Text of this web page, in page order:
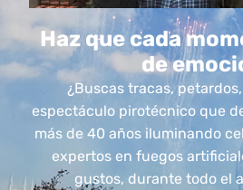
Haz que cada
de
¿Buscas tracas,
espectáculo pirotécnico que
más de 40 años iluminando
expertos en fuegos
gustos, durante todo el